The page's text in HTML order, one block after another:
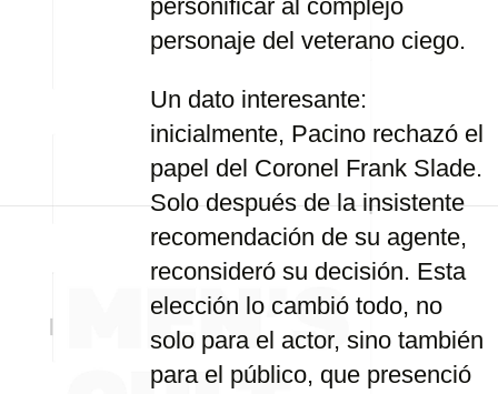
personificar al complejo
personaje del veterano ciego.
Un dato interesante:
inicialmente, Pacino rechazó el
papel del Coronel Frank Slade.
Solo después de la insistente
recomendación de su agente,
reconsideró su decisión. Esta
elección lo cambió todo, no
solo para el actor, sino también
para el público, que presenció